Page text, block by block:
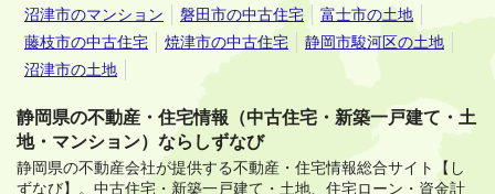
沼津市のマンション
磐田市の中古住宅
富士市の土地
藤枝市の中古住宅
焼津市の中古住宅
静岡市駿河区の土地
沼津市の土地
静岡県の不動産・住宅情報（中古住宅・新築一戸建て・土
地・マンション）ならしずなび
静岡県の不動産会社が提供する不動産・住宅情報総合サイト【し
ずなび】。 中古住宅・新築一戸建て・土地、住宅ローン・資金計